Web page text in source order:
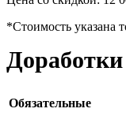
*Стоимость указана
Обязательные